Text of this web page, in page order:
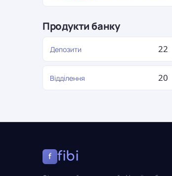
Продукти банку
Депозити 22
Відділення 20
f fibi